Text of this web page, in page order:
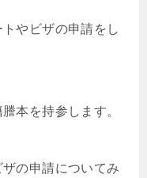
やビザの申請をし
本を持参します。
の申請についてみ